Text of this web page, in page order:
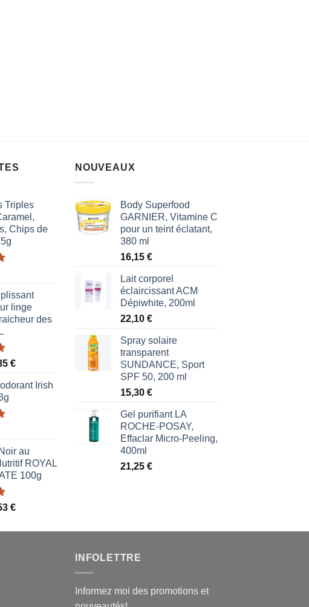
Triples
Chips de
linge
des
:
€.
€Le
actuelIrish
au
ROYAL
100g
€Le
actuel
NOUVEAUX
Body Superfood
GARNIER, Vitamine C
pour un teint éclatant,
380 ml
16,15 €
Lait corporel
éclaircissant ACM
Dépiwhite, 200ml
22,10 €
Spray solaire
transparent
SUNDANCE, Sport
SPF 50, 200 ml
15,30 €
Gel purifiant LA
ROCHE-POSAY,
Effaclar Micro-Peeling,
400ml
21,25 €
INFOLETTRE
Informez moi des promotions et